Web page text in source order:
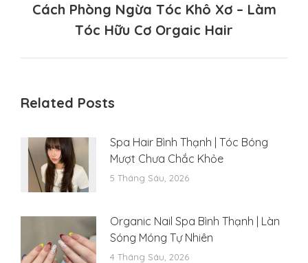
Next
post:
Cách Phòng Ngừa Tóc Khô Xơ – Làm
Tóc Hữu Cơ Orgaic Hair
Related Posts
Spa Hair Bình Thạnh | Tóc Bóng
Mượt Chưa Chắc Khỏe
5 Tháng Sáu, 2026
Organic Nail Spa Bình Thạnh | Làn
Sóng Móng Tự Nhiên
4 Tháng Sáu, 2026